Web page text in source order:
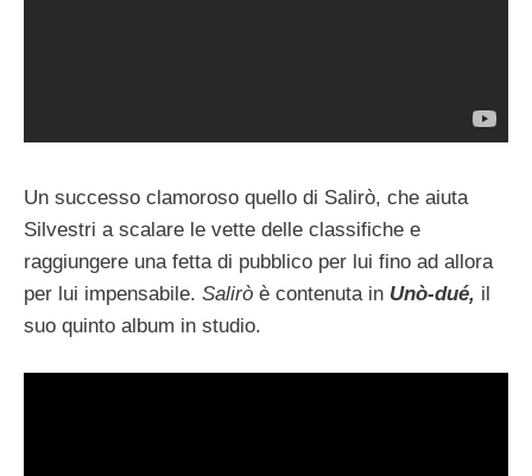
Un successo clamoroso quello di Salirò, che aiuta
Silvestri a scalare le vette delle classifiche e
raggiungere una fetta di pubblico per lui fino ad allora
per lui impensabile. Salirò è contenuta in Unò-dué, il
suo quinto album in studio.